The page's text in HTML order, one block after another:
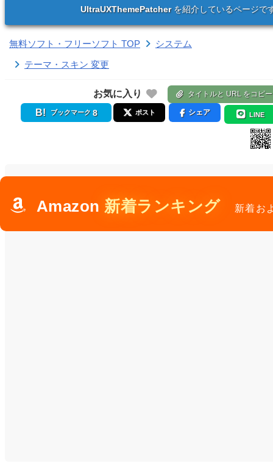
UltraUXThemePatcherを紹介しているページで
無料ソフト・フリーソフト TOP
システム
テーマ・スキン 変更
お気に入り タイトルと URL をコピー
ブックマーク 8 ポスト シェア LINE
Amazon 新着ランキング 新着お